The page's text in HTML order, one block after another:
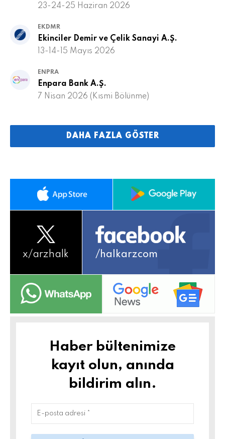
23-24-25 Haziran 2026
EKDMR
Ekinciler Demir ve Çelik Sanayi A.Ş.
13-14-15 Mayıs 2026
ENPRA
Enpara Bank A.Ş.
7 Nisan 2026 (Kısmi Bölünme)
DAHA FAZLA GÖSTER
x/arzhalk /halkarzcom
Haber bültenimize
kayıt olun, anında
bildirim alın.